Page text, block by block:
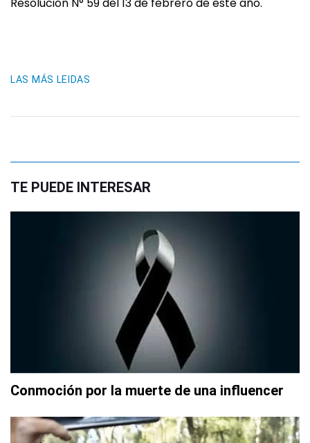
LAS MÁS LEIDAS
TE PUEDE INTERESAR
Conmoción por la muerte de una influencer